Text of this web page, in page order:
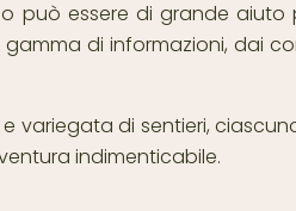
può essere di grande
di informazioni, dai
variegata di sentieri,
indimenticabile.